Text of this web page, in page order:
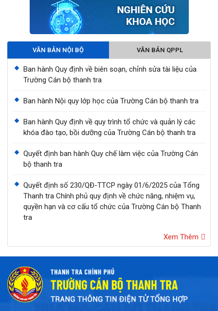
VĂN BẢN NỘI BỘ VĂN BẢN QPPL
Ban hành Quy định về biên soạn, chỉnh sửa tài liệu của
Trường Cán bộ thanh tra
Ban hành Nội quy lớp học của Trường Cán bộ thanh tra
Ban hành Quy định về quy trình tổ chức và quản lý các
khóa đào tạo, bồi dưỡng của Trường Cán bộ thanh tra
Quyết định ban hành Quy chế làm việc của Trường Cán
bộ thanh tra
Quyết định số 230/QĐ-TTCP ngày 01/6/2025 của Tổng
Thanh tra Chính phủ quy định về chức năng, nhiệm vụ,
quyền hạn và cơ cấu tổ chức của Trường Cán bộ Thanh
tra
Xem Thêm